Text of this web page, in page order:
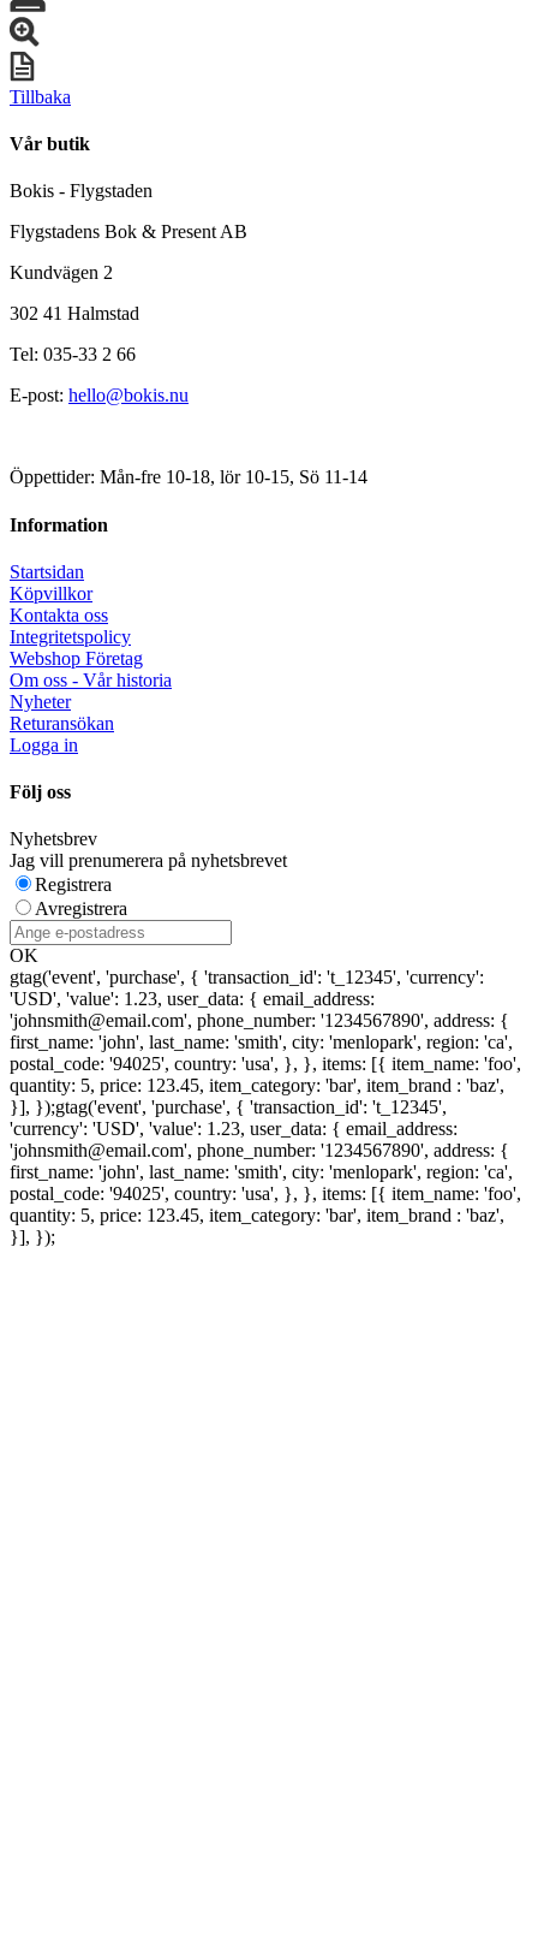
Tillbaka
Vår butik
Bokis - Flygstaden
Flygstadens Bok & Present AB
Kundvägen 2
302 41 Halmstad
Tel: 035-33 2 66
E-post: hello@bokis.nu
Öppettider: Mån-fre 10-18, lör 10-15, Sö 11-14
Information
Startsidan
Köpvillkor
Kontakta oss
Integritetspolicy
Webshop Företag
Om oss - Vår historia
Nyheter
Returansökan
Logga in
Följ oss
Nyhetsbrev
Jag vill prenumerera på nyhetsbrevet
Registrera
Avregistrera
OK
gtag('event', 'purchase', { 'transaction_id': 't_12345', 'currency':
'USD', 'value': 1.23, user_data: { email_address:
'johnsmith@email.com', phone_number: '1234567890', address: {
first_name: 'john', last_name: 'smith', city: 'menlopark', region: 'ca',
postal_code: '94025', country: 'usa', }, }, items: [{ item_name: 'foo',
quantity: 5, price: 123.45, item_category: 'bar', item_brand : 'baz',
}], });gtag('event', 'purchase', { 'transaction_id': 't_12345',
'currency': 'USD', 'value': 1.23, user_data: { email_address:
'johnsmith@email.com', phone_number: '1234567890', address: {
first_name: 'john', last_name: 'smith', city: 'menlopark', region: 'ca',
postal_code: '94025', country: 'usa', }, }, items: [{ item_name: 'foo',
quantity: 5, price: 123.45, item_category: 'bar', item_brand : 'baz',
}], });